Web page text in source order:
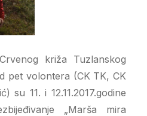
križa Tuzlanskog
pet volontera (CK TK, CK
su 11. i 12.11.2017.godine
„Marša mira